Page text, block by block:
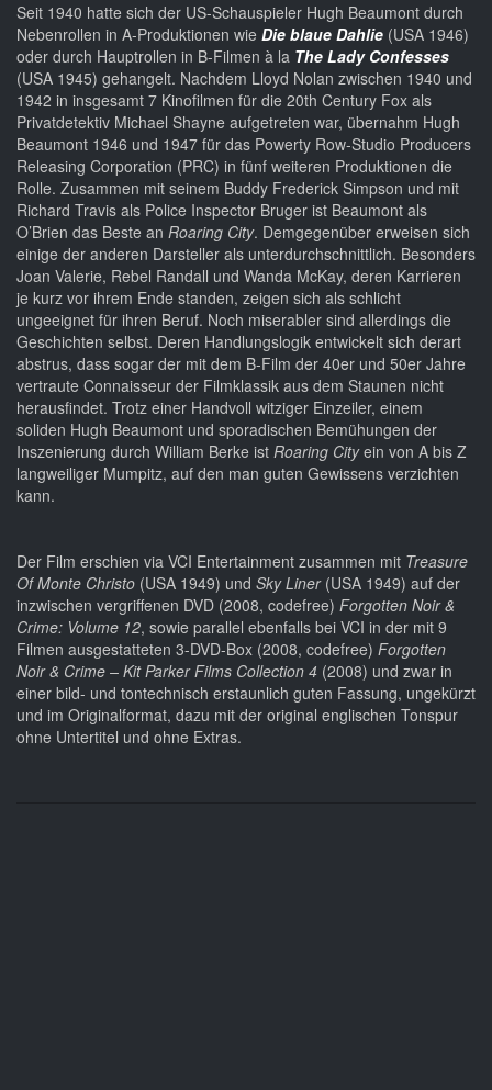
Seit 1940 hatte sich der US-Schauspieler Hugh Beaumont durch
Nebenrollen in A-Produktionen wie Die blaue Dahlie (USA 1946)
oder durch Hauptrollen in B-Filmen à la The Lady Confesses
(USA 1945) gehangelt. Nachdem Lloyd Nolan zwischen 1940 und
1942 in insgesamt 7 Kinofilmen für die 20th Century Fox als
Privatdetektiv Michael Shayne aufgetreten war, übernahm Hugh
Beaumont 1946 und 1947 für das Powerty Row-Studio Producers
Releasing Corporation (PRC) in fünf weiteren Produktionen die
Rolle. Zusammen mit seinem Buddy Frederick Simpson und mit
Richard Travis als Police Inspector Bruger ist Beaumont als
O’Brien das Beste an Roaring City. Demgegenüber erweisen sich
einige der anderen Darsteller als unterdurchschnittlich. Besonders
Joan Valerie, Rebel Randall und Wanda McKay, deren Karrieren
je kurz vor ihrem Ende standen, zeigen sich als schlicht
ungeeignet für ihren Beruf. Noch miserabler sind allerdings die
Geschichten selbst. Deren Handlungslogik entwickelt sich derart
abstrus, dass sogar der mit dem B-Film der 40er und 50er Jahre
vertraute Connaisseur der Filmklassik aus dem Staunen nicht
herausfindet. Trotz einer Handvoll witziger Einzeiler, einem
soliden Hugh Beaumont und sporadischen Bemühungen der
Inszenierung durch William Berke ist Roaring Cityein von A bis Z
langweiliger Mumpitz, auf den man guten Gewissens verzichten
kann.
Der Film erschien via VCI Entertainment zusammen mit Treasure
Of Monte Christo (USA 1949) und Sky Liner (USA 1949) auf der
inzwischen vergriffenen DVD (2008, codefree) Forgotten Noir &
Crime: Volume 12, sowie parallel ebenfalls bei VCI in der mit 9
Filmen ausgestatteten 3-DVD-Box (2008, codefree) Forgotten
Noir & Crime – Kit Parker Films Collection 4 (2008) und zwar in
einer bild- und tontechnisch erstaunlich guten Fassung, ungekürzt
und im Originalformat, dazu mit der original englischen Tonspur
ohne Untertitel und ohne Extras.